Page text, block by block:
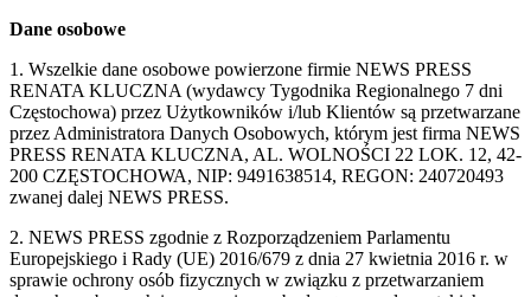
Dane osobowe
1. Wszelkie dane osobowe powierzone firmie NEWS PRESS
RENATA KLUCZNA (wydawcy Tygodnika Regionalnego 7 dni
Częstochowa) przez Użytkowników i/lub Klientów są przetwarzane
przez Administratora Danych Osobowych, którym jest firma NEWS
PRESS RENATA KLUCZNA, AL. WOLNOŚCI 22 LOK. 12, 42-
200 CZĘSTOCHOWA, NIP: 9491638514, REGON: 240720493
zwanej dalej NEWS PRESS.
2. NEWS PRESS zgodnie z Rozporządzeniem Parlamentu
Europejskiego i Rady (UE) 2016/679 z dnia 27 kwietnia 2016 r. w
sprawie ochrony osób fizycznych w związku z przetwarzaniem